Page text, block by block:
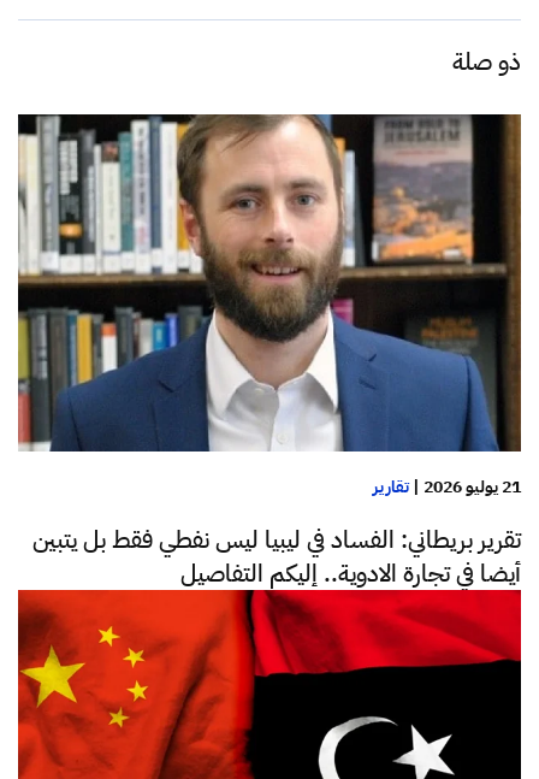
ذو صلة
21 يوليو 2026 |تقارير
تقرير بريطاني: الفساد في ليبيا ليس نفطي فقط بل يتبين
أيضا في تجارة الادوية.. إليكم التفاصيل